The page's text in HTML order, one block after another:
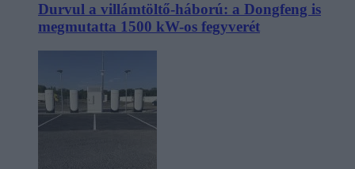
Durvul a villámtöltő-háború: a Dongfeng is
megmutatta 1500 kW-os fegyverét